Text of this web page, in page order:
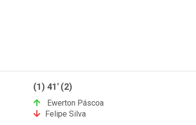
(1) 41' (2)
Ewerton Páscoa
Felipe Silva